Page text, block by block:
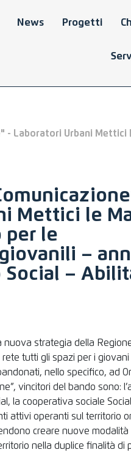
News Progetti
- Laboratori Urbani Mettici
Mettici le
per le
–
Social –
nuova strategia della
tutti gli spazi per i giovani
nello specifico, ad
vincitori del bando sono:
la cooperativa sociale
attivi operanti sul territorio
creare nuove
nella duplice finalità di